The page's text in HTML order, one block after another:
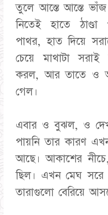
তুলে আস্তে আস্তে
নিতেই হাতে
পাথর, হাত দিয়ে
চেয়ে মাথাটা
করল, আর তাতে ও
গেল।
এবার ও বুঝল, ও
পায়নি তার কারণ
আছে। আকাশের
ছিল। এখন মেঘ সরে
তারাগুলো বেরিয়ে